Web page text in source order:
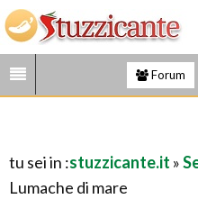
Forum
tu sei in :stuzzicante.it »
Lumache di mare